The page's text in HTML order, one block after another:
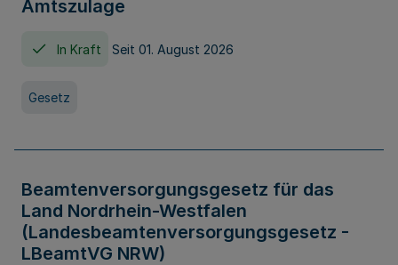
Amtszulage
In Kraft Seit 01. August 2026
Gesetz
Beamtenversorgungsgesetz für das
Land Nordrhein-Westfalen
(Landesbeamtenversorgungsgesetz -
LBeamtVG NRW)